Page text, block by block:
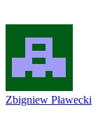
Zbigniew Pławecki